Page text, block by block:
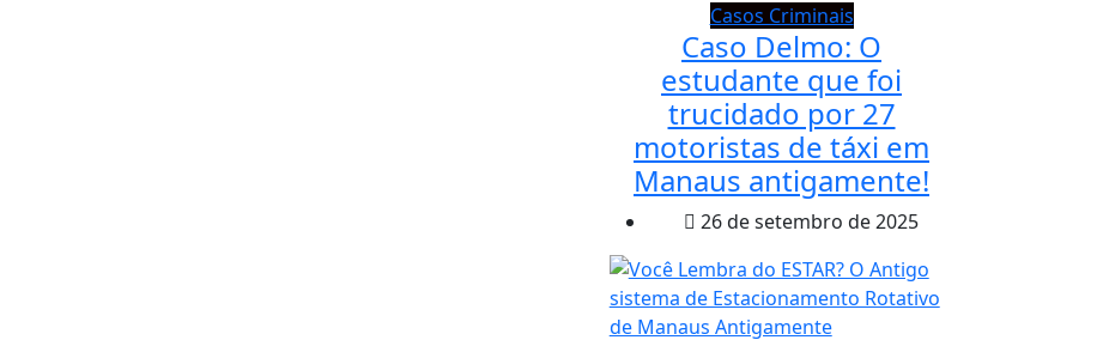
Casos Criminais
Caso Delmo: O
estudante que foi
trucidado por 27
motoristas de táxi em
Manaus antigamente!
26 de setembro de 2025